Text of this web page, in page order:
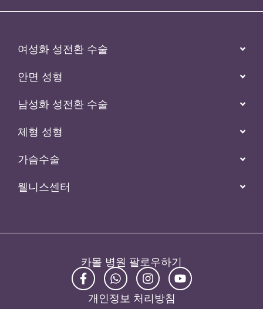
여성화 성전환 수술
안면 성형
남성화 성전환 수술
체형 성형
가슴수술
웰니스센터
카몰 병원 팔로우하기
개인정보 처리방침